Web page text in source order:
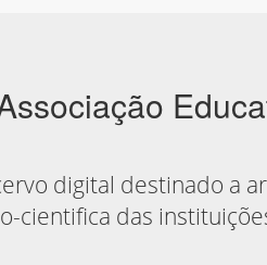
digital destinado a
cientifica das